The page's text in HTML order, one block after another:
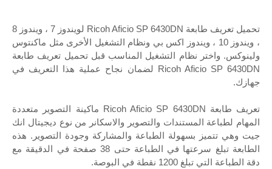
تحميل تعريف طابعة Ricoh Aficio SP 6430DN لويندوز 7 ، ويندوز 8
، ويندوز 10 ، ويندوز اكس بي ونظام التشغيل الأخرى مثل ماكنتوس
ولينوكس. واختر نظام التشغيل المناسب قبل تحميل تعريف طابعة
Ricoh Aficio SP 6430DN لضمان نجاح عملية هذا التعريف في
جهازك.
تعريف طابعة Ricoh Aficio SP 6430DN ماكينة التصوير متعددة
المهام لطباعة المستندات والتصوير والاسكانر من نوع ديجيتال انك
جيت وهي تتميز بسهولة الطباعة والمشاركة وجودة التصوير. هذه
الطابعة تبلغ سرعتها في الطباعة حتى 38 صفحة في الدقيقة مع
دقة الطباعة التي تبلغ 1200 نقطة في البوصة.